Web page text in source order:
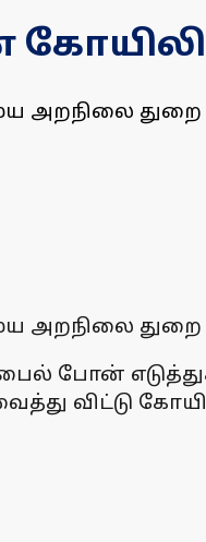
அறநிலை
அறநிலை
போன்
விட்டு